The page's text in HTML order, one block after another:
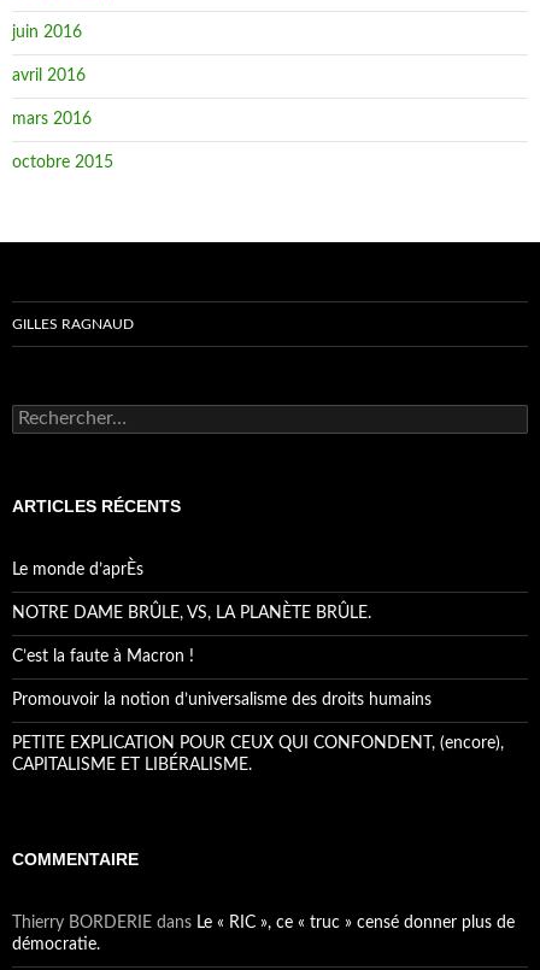
juin 2016
avril 2016
mars 2016
octobre 2015
GILLES RAGNAUD
Rechercher :
ARTICLES RÉCENTS
Le monde d’aprÈs
NOTRE DAME BRÛLE, VS, LA PLANÈTE BRÛLE.
C’est la faute à Macron !
Promouvoir la notion d’universalisme des droits humains
PETITE EXPLICATION POUR CEUX QUI CONFONDENT, (encore),
CAPITALISME ET LIBÉRALISME.
COMMENTAIRE
Thierry BORDERIE dans Le « RIC », ce « truc » censé donner plus de
démocratie.